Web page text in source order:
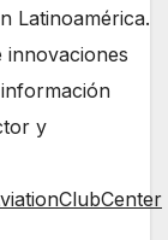
Latinoamérica.
innovaciones
y